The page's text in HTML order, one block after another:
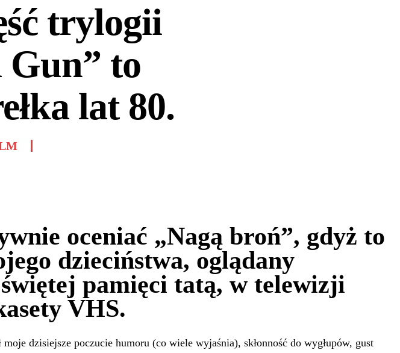
trylogii
Gun” to
lat 80.
oceniać „Nagą broń”, gdyż to
dzieciństwa, oglądany
pamięci tatą, w telewizji
VHS.
dzisiejsze poczucie humoru (co wiele wyjaśnia), skłonność do wygłupów, gust